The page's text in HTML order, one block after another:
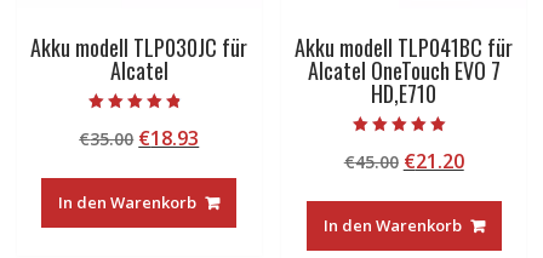
Akku modell TLP030JC für
Alcatel
4.50
von 5
€35.00 Ursprünglicher
war:
€35.00
€18.93
ist:
€18.93.
In den Warenkorb
Akku modell TLP041BC für
Alcatel OneTouch EVO 7
HD,E710
5.00
von 5
€45.00 Ursprünglicher
war:
€45.00
€21.20
ist:
€21.20.
In den Warenkorb